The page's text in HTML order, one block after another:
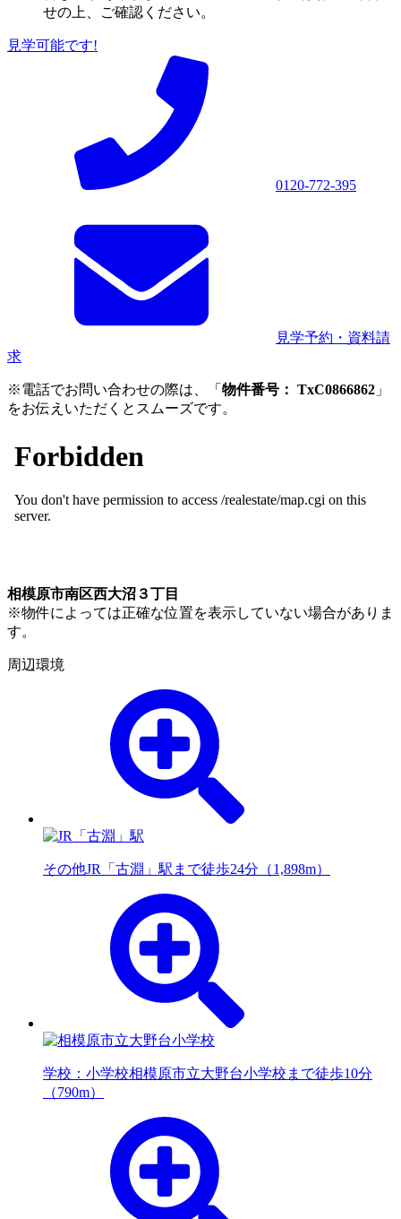
せの上、ご確認ください。
見学可能です!
0120-772-395
見学予約・資料請
求
※電話でお問い合わせの際は、「 物件番号： TxC0866862 」
をお伝えいただくとスムーズです。
相模原市南区西大沼３丁目
※物件によっては正確な位置を表示していない場合がありま
す。
周辺環境
その他JR「古淵」駅まで徒歩24分（1,898m）
学校：小学校相模原市立大野台小学校まで徒歩10分
（790m）